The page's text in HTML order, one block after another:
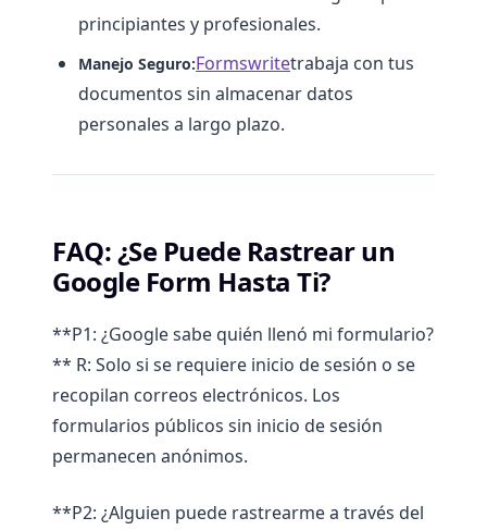
principiantes y profesionales.
Manejo Seguro:Formswritetrabaja con tus
documentos sin almacenar datos
personales a largo plazo.
FAQ: ¿Se Puede Rastrear un
Google Form Hasta Ti?
**P1: ¿Google sabe quién llenó mi formulario?
** R: Solo si se requiere inicio de sesión o se
recopilan correos electrónicos. Los
formularios públicos sin inicio de sesión
permanecen anónimos.
**P2: ¿Alguien puede rastrearme a través del